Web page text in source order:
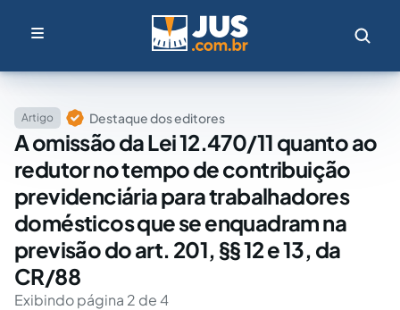
Artigo Destaque dos editores
A omissão da Lei 12.470/11 quanto ao
redutor no tempo de contribuição
previdenciária para trabalhadores
domésticos que se enquadram na
previsão do art. 201, §§ 12 e 13, da
CR/88
Exibindo página 2 de 4